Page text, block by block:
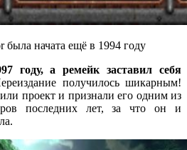
была начата ещё в 1994 году
году, а ремейк заставил себя
получилось шикарным!
проект и признали его одним из
последних лет, за что он и